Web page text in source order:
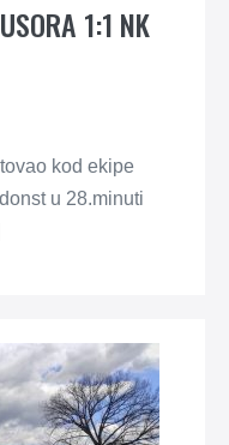
1:1 NK
kod ekipe
u 28.minuti